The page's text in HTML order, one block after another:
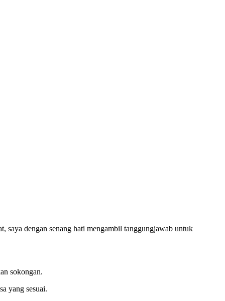
saya dengan senang hati mengambil tanggungjawab untuk
sokongan.
yang sesuai.